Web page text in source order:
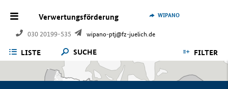
Verwertungsförderung
030 20199-535 wipano-ptj@fz-juelich.de
WIPANO
LISTE SUCHE FILTER